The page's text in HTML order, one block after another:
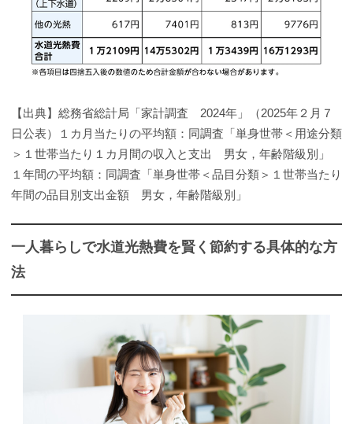
【出典】総務省総計局「家計調査 2024年」（2025年２月７
日公表）１カ月当たりの平均額：同調査「単身世帯＜用途分類
＞１世帯当たり１カ月間の収入と支出 男女，年齢階級別」
１年間の平均額：同調査「単身世帯＜品目分類＞１世帯当たり
年間の品目別支出金額 男女，年齢階級別」
一人暮らしで水道光熱費を賢く節約する具体的な方
法